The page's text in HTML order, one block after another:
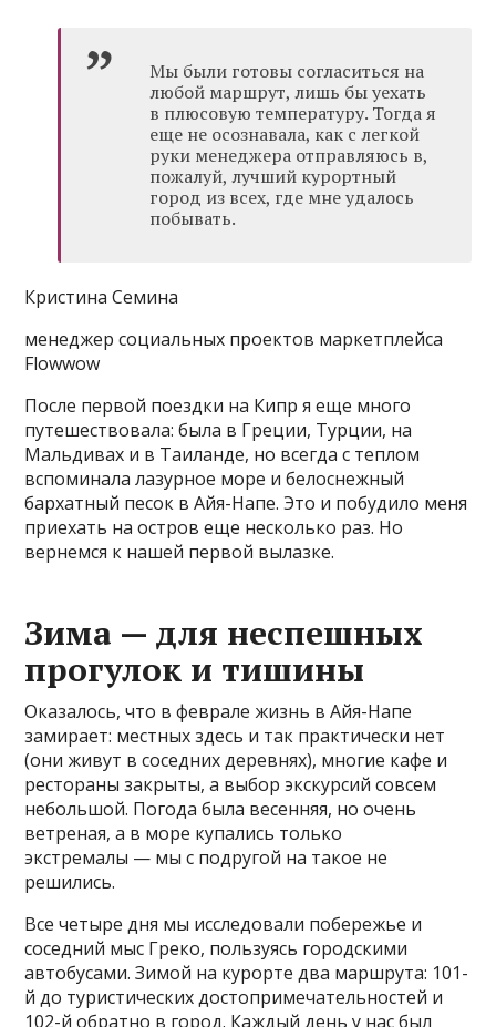
Мы были готовы согласиться на
любой маршрут, лишь бы уехать
в плюсовую температуру. Тогда я
еще не осознавала, как с легкой
руки менеджера отправляюсь в,
пожалуй, лучший курортный
город из всех, где мне удалось
побывать.
Кристина Семина
менеджер социальных проектов маркетплейса
Flowwow
После первой поездки на Кипр я еще много
путешествовала: была в Греции, Турции, на
Мальдивах и в Таиланде, но всегда с теплом
вспоминала лазурное море и белоснежный
бархатный песок в Айя-Напе. Это и побудило меня
приехать на остров еще несколько раз. Но
вернемся к нашей первой вылазке.
Зима — для неспешных
прогулок и тишины
Оказалось, что в феврале жизнь в Айя-Напе
замирает: местных здесь и так практически нет
(они живут в соседних деревнях), многие кафе и
рестораны закрыты, а выбор экскурсий совсем
небольшой. Погода была весенняя, но очень
ветреная, а в море купались только
экстремалы — мы с подругой на такое не
решились.
Все четыре дня мы исследовали побережье и
соседний мыс Греко, пользуясь городскими
автобусами. Зимой на курорте два маршрута: 101-
й до туристических достопримечательностей и
102-й обратно в город. Каждый день у нас был